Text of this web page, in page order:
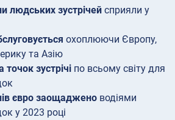
людських зустрічей сприяли у
охоплюючи Європу,
та Азію
точок зустрічі по всьому світу для
євро заощаджено водіями
у 2023 році